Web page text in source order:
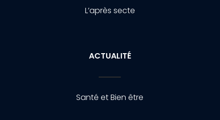
L’après secte
ACTUALITÉ
Santé et Bien être